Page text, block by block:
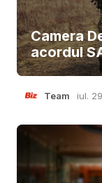
Camera
acordul
Team iul.